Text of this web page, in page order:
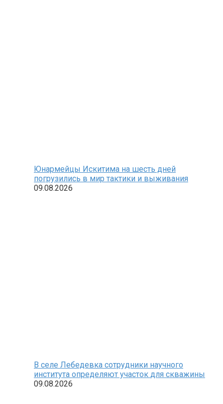
Юнармейцы Искитима на шесть дней
погрузились в мир тактики и выживания
09.08.2026
В селе Лебедевка сотрудники научного
института определяют участок для скважины
09.08.2026